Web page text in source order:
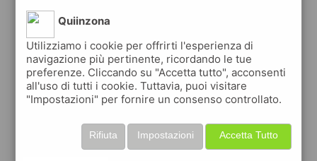
sfogliagratisi volantinidei supermercati a
lendinarain modofaciledal tuo cellulare
grazie ai volantini nella città dilendinara
Quiinzona
Utilizziamo i cookie per offrirti l'esperienza di
navigazione più pertinente, ricordando le tue
preferenze. Cliccando su "Accetta tutto", acconsenti
all'uso di tutti i cookie. Tuttavia, puoi visitare
"Impostazioni" per fornire un consenso controllato.
Accetta Tutto
Impostazioni
Rifiuta